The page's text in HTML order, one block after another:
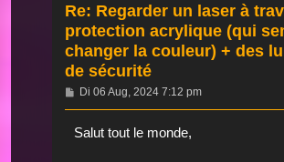
Re: Regarder un laser à
protection acrylique (qui
changer la couleur) + des
de sécurité
Beitrag
Di 06 Aug, 2024 7:12 pm
Salut tout le monde,